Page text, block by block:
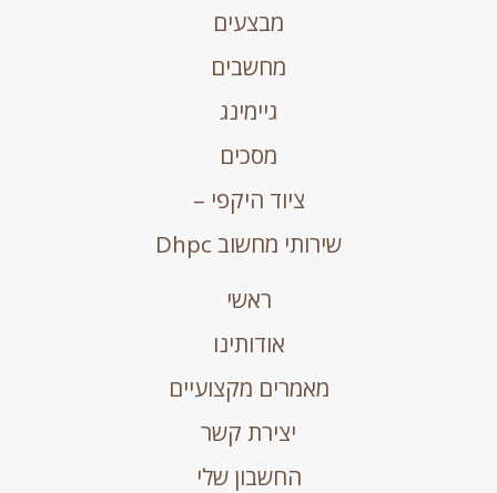
מבצעים
מחשבים
גיימינג
מסכים
ציוד היקפי –
שירותי מחשוב Dhpc
ראשי
אודותינו
מאמרים מקצועיים
יצירת קשר
החשבון שלי